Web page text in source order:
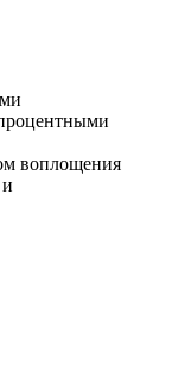
воплощения